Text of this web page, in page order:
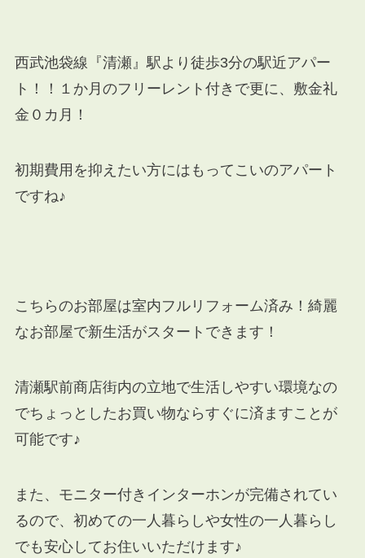
西武池袋線『清瀬』駅より徒歩3分の駅近アパー
ト！！１か月のフリーレント付きで更に、敷金礼
金０カ月！
初期費用を抑えたい方にはもってこいのアパート
ですね♪
こちらのお部屋は室内フルリフォーム済み ！綺麗
なお部屋で新生活がスタートできます！
清瀬駅前商店街内の立地で生活しやすい環境なの
でちょっとしたお買い物ならすぐに済ますことが
可能です♪
また、モニター付きインターホンが完備されてい
るので、初めての一人暮らしや女性の一人暮らし
でも安心してお住いいただけます♪